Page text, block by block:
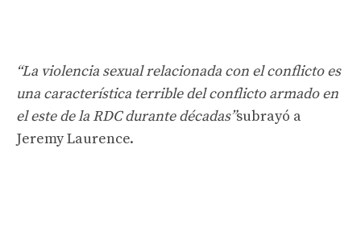
“La violencia sexual relacionada con el conflicto es
una característica terrible del conflicto armado en
el este de la RDC durante décadas”subrayó a
Jeremy Laurence.